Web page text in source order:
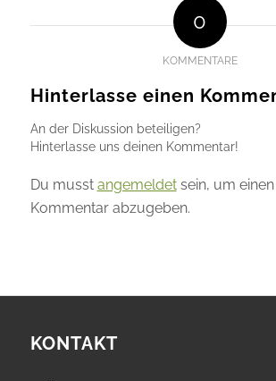
0
KOMMENTARE
Hinterlasse einen
An der Diskussion beteiligen?
Hinterlasse uns deinen Kommentar!
Du musst angemeldetsein, um einen
Kommentar abzugeben.
KONTAKT